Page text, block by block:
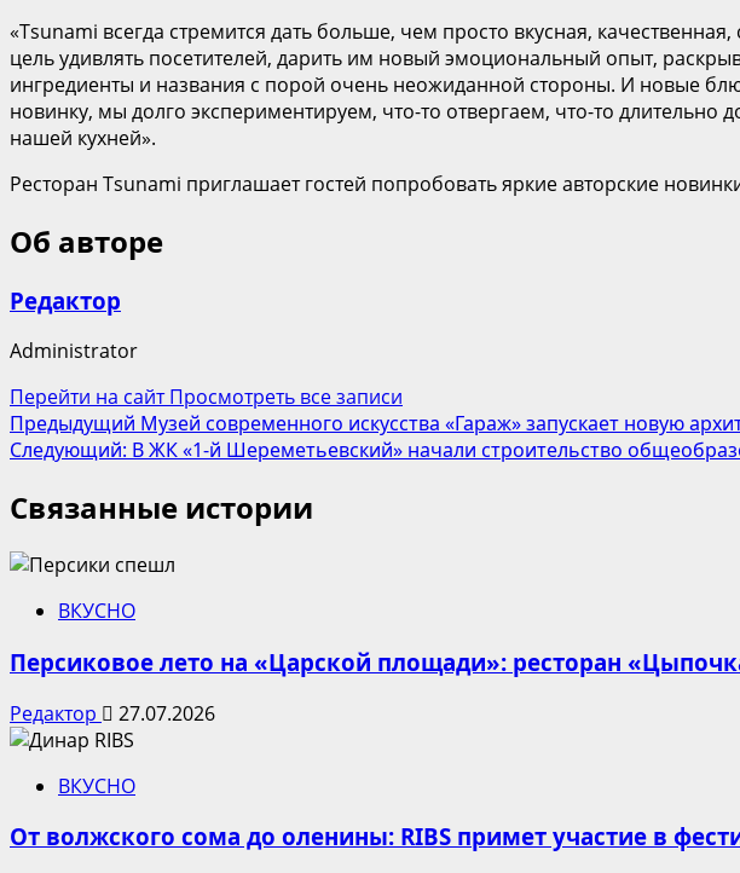
«Tsunami всегда стремится дать больше, чем просто вкусная,
цель удивлять посетителей, дарить им новый эмоциональный опыт,
ингредиенты и названия с порой очень неожиданной стороны. И новые
новинку, мы долго экспериментируем, что-то отвергаем, что-то
нашей кухней».
Ресторан Tsunami приглашает гостей попробовать яркие авторские
Об авторе
Редактор
Administrator
Перейти на сайтПросмотреть все записи
Навигация
записи
Предыдущий Музей современного искусства «Гараж» запускает новую
Следующий: В ЖК «1-й Шереметьевский» начали строительство
Связанные истории
ВКУСНО
Персиковое лето на «Царской площади»: ресторан
Редактор 27.07.2026
ВКУСНО
От волжского сома до оленины: RIBS примет участие в